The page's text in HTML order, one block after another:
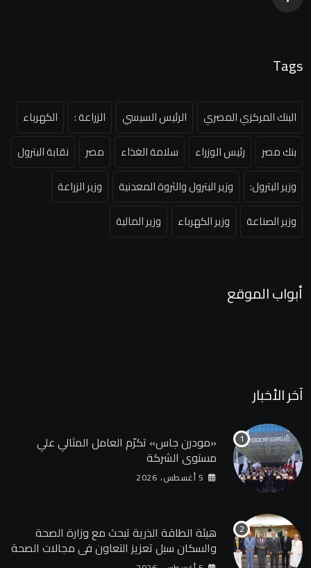
Tags
البنك المركزي المصري الرئيس السيسي الزراعة :
الكهرباء
بنك مصر
رئيس الوزراء سلامة الغذاء مصر
نقابة البترول
وزير البترول:
وزير البترول والثروة المعدنية
وزير الزراعة
وزير الصناعة
وزير الكهرباء وزير المالية
أبواب الموقع
آخر الأخبار
«مودرن جاس» تكرّم العامل المثالي علي
مستوي الشركة
5 أغسطس، 2026
هيئة الطاقة الذرية تبحث مع وزارة الصحة
والسكان سبل تعزيز التعاون في مجالات الصحة
والعلاج الإشعاعي